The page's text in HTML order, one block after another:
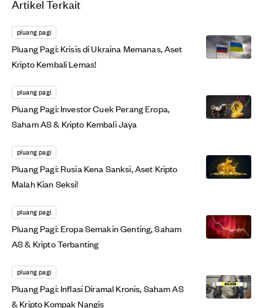
Artikel Terkait
pluang pagi
Pluang Pagi: Krisis di Ukraina Memanas, Aset
Kripto Kembali Lemas!
pluang pagi
Pluang Pagi: Investor Cuek Perang Eropa,
Saham AS & Kripto Kembali Jaya
pluang pagi
Pluang Pagi: Rusia Kena Sanksi, Aset Kripto
Malah Kian Seksi!
pluang pagi
Pluang Pagi: Eropa Semakin Genting, Saham
AS & Kripto Terbanting
pluang pagi
Pluang Pagi: Inflasi Diramal Kronis, Saham AS
& Kripto Kompak Nangis